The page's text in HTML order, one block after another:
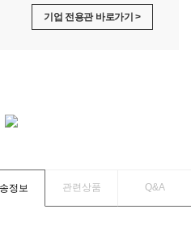
기업 전용관 바로가기 >
정보 관련상품 Q&A